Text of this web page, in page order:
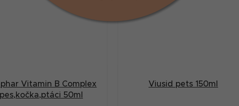
Vitamin B Complex
pes,kočka,ptáci 50ml
Viusid pets 150ml